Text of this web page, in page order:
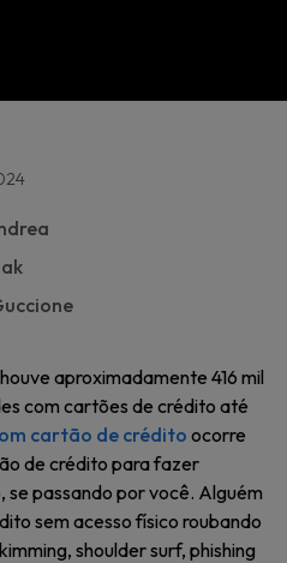
aproximadamente 416 mil
com cartões de crédito até
cartão de crédito ocorre
de crédito para fazer
se passando por você. Alguém
sem acesso físico roubando
shoulder surf, phishing